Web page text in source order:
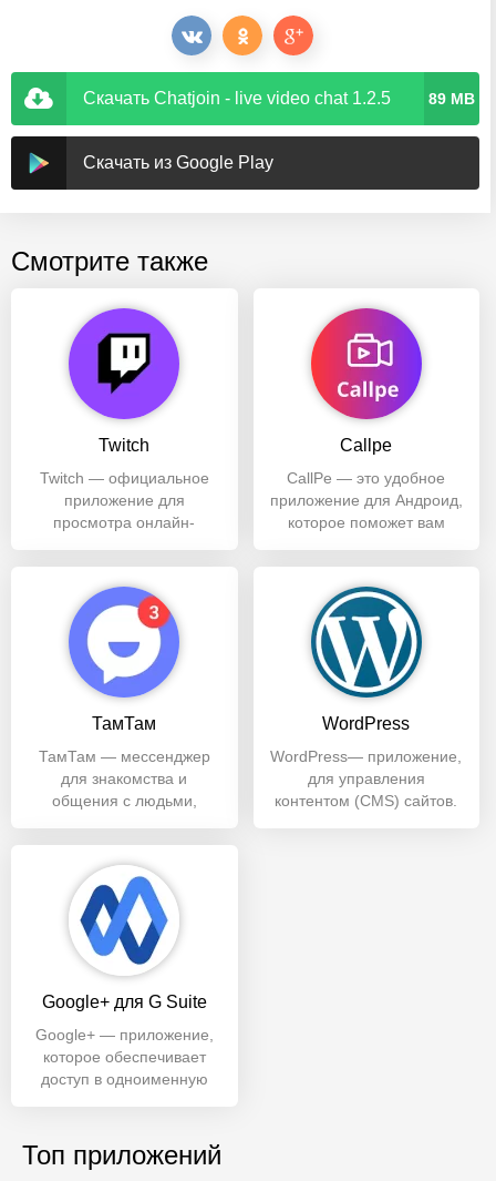
Скачать Chatjoin - live video chat 1.2.5 89 MB
Скачать из Google Play
Смотрите также
Twitch
Twitch — официальное
приложение для
просмотра онлайн-
одноименного сайта и
площадка для
Callpe
CallPe — это удобное
приложение для Андроид,
которое поможет вам
вашими
ТамТам
ТамТам — мессенджер
для знакомства и
общения с людьми,
любую точку мира,
WordPress
WordPress— приложение,
для управления
контентом (CMS) сайтов.
Google+ для G Suite
Google+ — приложение,
которое обеспечивает
доступ в одноименную
Топ приложений